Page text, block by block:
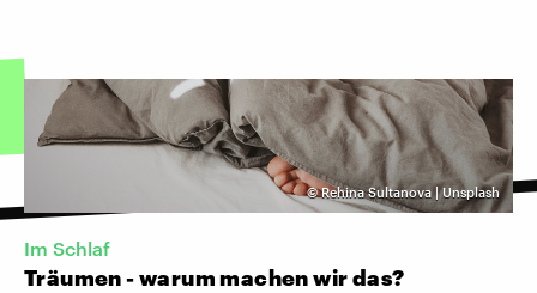
©Rehina Sultanova | Unsplash
Im Schlaf
Träumen - warum machen wir das?